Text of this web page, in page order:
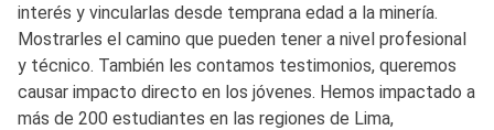
interés y vincularlas desde temprana edad a la minería.
Mostrarles el camino que pueden tener a nivel profesional
y técnico. También les contamos testimonios, queremos
causar impacto directo en los jóvenes. Hemos impactado a
más de 200 estudiantes en las regiones de Lima,